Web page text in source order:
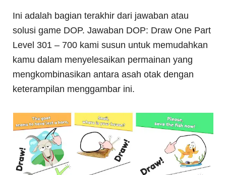
Ini adalah bagian terakhir dari jawaban atau
solusi game DOP. Jawaban DOP: Draw One Part
Level 301 – 700 kami susun untuk memudahkan
kamu dalam menyelesaikan permainan yang
mengkombinasikan antara asah otak dengan
keterampilan menggambar ini.